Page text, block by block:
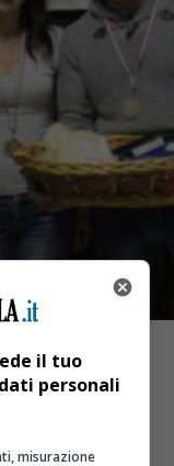
il tuo
personali
misurazione